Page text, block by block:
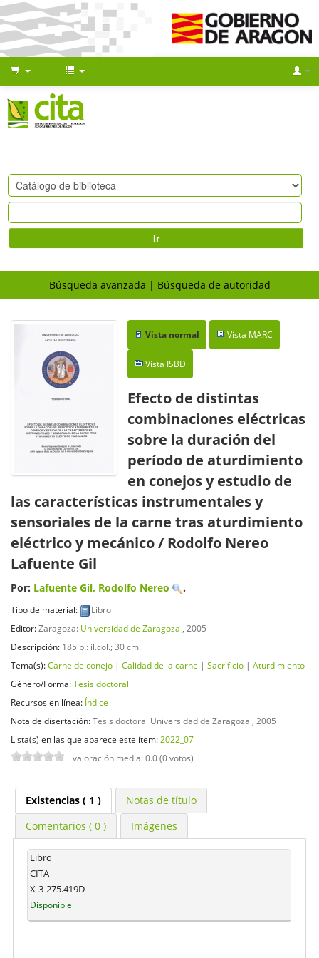
Ir
Búsqueda avanzada Búsqueda de autoridad
Vista normal Vista MARC
Vista ISBD
Efecto de distintas
combinaciones eléctricas
sobre la duración del
período de aturdimiento
en conejos y estudio de
las características instrumentales y
sensoriales de la carne tras aturdimiento
eléctrico y mecánico/ Rodolfo Nereo
Lafuente Gil
Por: Lafuente Gil, Rodolfo Nereo .
Tipo de material:
Libro
Editor:Zaragoza: Universidad de Zaragoza
, 2005
Descripción: 185 p.: il.col.; 30 cm.
Tema(s):Carne de conejo | Calidad de la carne | Sacrificio | Aturdimiento
Género/Forma:Tesis doctoral
Recursos en línea: Índice
Nota de disertación:Tesis doctoral Universidad de Zaragoza , 2005
Lista(s) en las que aparece este ítem: 2022_07
valoración media: 0.0 (0 votos)
Existencias( 1 )
Notas de título
Comentarios ( 0 )
Imágenes
Libro
CITA
X-3-275.419D
Disponible